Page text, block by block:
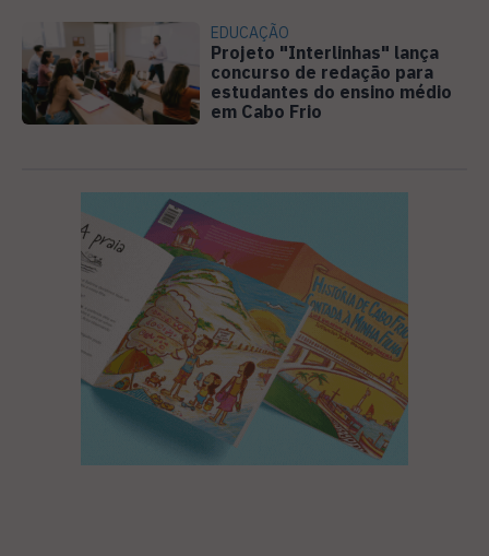
EDUCAÇÃO
Projeto "Interlinhas" lança
concurso de redação para
estudantes do ensino médio
em Cabo Frio